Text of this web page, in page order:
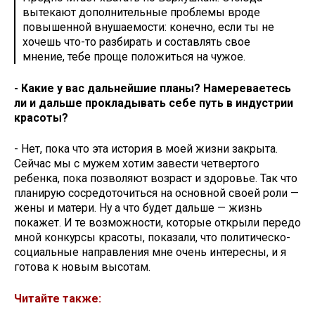
вытекают дополнительные проблемы вроде
повышенной внушаемости: конечно, если ты не
хочешь что-то разбирать и составлять свое
мнение, тебе проще положиться на чужое.
- Какие у вас дальнейшие планы? Намереваетесь
ли и дальше прокладывать себе путь в индустрии
красоты?
- Нет, пока что эта история в моей жизни закрыта.
Сейчас мы с мужем хотим завести четвертого
ребенка, пока позволяют возраст и здоровье. Так что
планирую сосредоточиться на основной своей роли —
жены и матери. Ну а что будет дальше — жизнь
покажет. И те возможности, которые открыли передо
мной конкурсы красоты, показали, что политическо-
социальные направления мне очень интересны, и я
готова к новым высотам.
Читайте также: